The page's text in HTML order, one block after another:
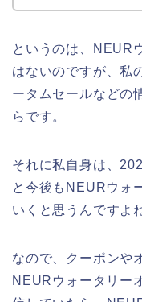
というのは、NEUR
はないのですが、私
ータムセールなどの
らです。
それに私自身は、
と今後もNEURウォ
いくと思うんですよ
なので、クーポンや
NEURウォータリー